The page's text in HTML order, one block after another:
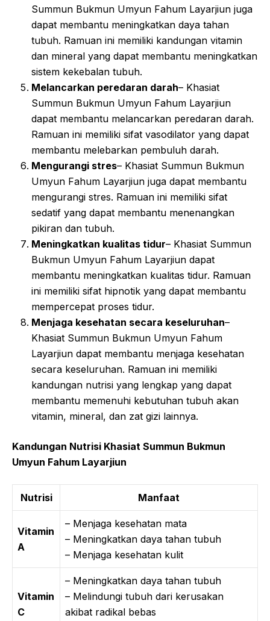
Summun Bukmun Umyun Fahum Layarjiun juga
dapat membantu meningkatkan daya tahan
tubuh. Ramuan ini memiliki kandungan vitamin
dan mineral yang dapat membantu meningkatkan
sistem kekebalan tubuh.
Melancarkan peredaran darah– Khasiat
Summun Bukmun Umyun Fahum Layarjiun
dapat membantu melancarkan peredaran darah.
Ramuan ini memiliki sifat vasodilator yang dapat
membantu melebarkan pembuluh darah.
Mengurangi stres– Khasiat Summun Bukmun
Umyun Fahum Layarjiun juga dapat membantu
mengurangi stres. Ramuan ini memiliki sifat
sedatif yang dapat membantu menenangkan
pikiran dan tubuh.
Meningkatkan kualitas tidur– Khasiat Summun
Bukmun Umyun Fahum Layarjiun dapat
membantu meningkatkan kualitas tidur. Ramuan
ini memiliki sifat hipnotik yang dapat membantu
mempercepat proses tidur.
Menjaga kesehatan secara keseluruhan–
Khasiat Summun Bukmun Umyun Fahum
Layarjiun dapat membantu menjaga kesehatan
secara keseluruhan. Ramuan ini memiliki
kandungan nutrisi yang lengkap yang dapat
membantu memenuhi kebutuhan tubuh akan
vitamin, mineral, dan zat gizi lainnya.
Kandungan Nutrisi Khasiat Summun Bukmun
Umyun Fahum Layarjiun
Nutrisi Manfaat
Vitamin
A
– Menjaga kesehatan mata
– Meningkatkan daya tahan tubuh
– Menjaga kesehatan kulit
Vitamin
C
– Meningkatkan daya tahan tubuh
– Melindungi tubuh dari kerusakan
akibat radikal bebas